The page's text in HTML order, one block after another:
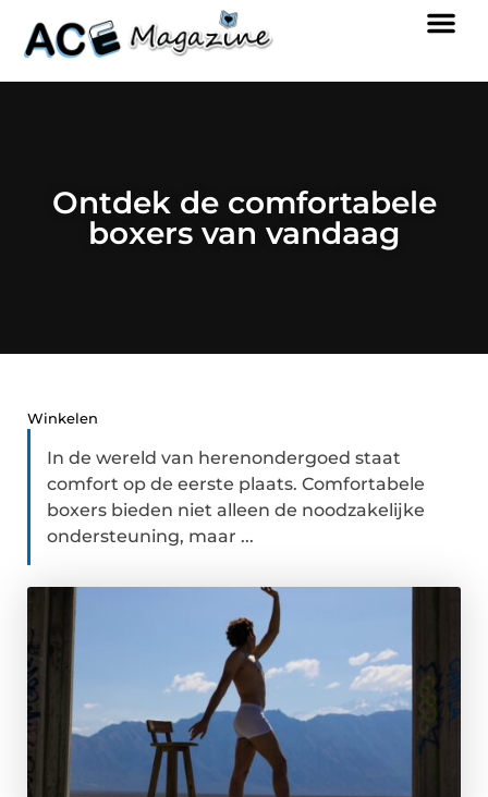
Ontdek de comfortabele
boxers van vandaag
Winkelen
In de wereld van herenondergoed staat
comfort op de eerste plaats. Comfortabele
boxers bieden niet alleen de noodzakelijke
ondersteuning, maar ...